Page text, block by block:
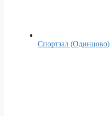
Спортзал (Одинцово)